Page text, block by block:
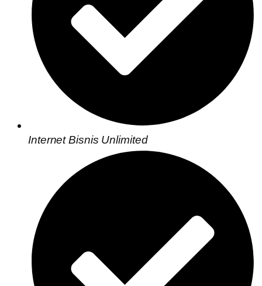
Internet Bisnis Unlimited